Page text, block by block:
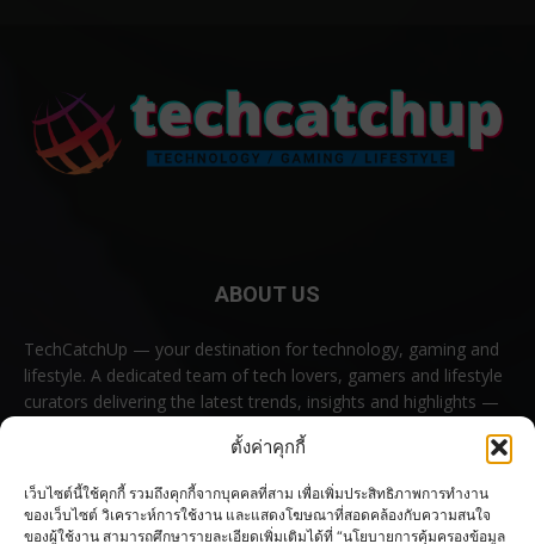
ตั้งค่าคุกกี้
เว็บไซต์นี้ใช้คุกกี้ รวมถึงคุกกี้จากบุคคลที่สาม เพื่อเพิ่มประสิทธิภาพการทำงาน
ของเว็บไซต์ วิเคราะห์การใช้งาน และแสดงโฆษณาที่สอดคล้องกับความสนใจ
ของผู้ใช้งาน สามารถศึกษารายละเอียดเพิ่มเติมได้ที่ “นโยบายการคุ้มครองข้อมูล
ABOUT US
TechCatchUp — your destination for technology, gaming and
lifestyle. A dedicated team of tech lovers, gamers and lifestyle
curators delivering the latest trends, insights and highlights —
Contact us: contact@techcatchup.net